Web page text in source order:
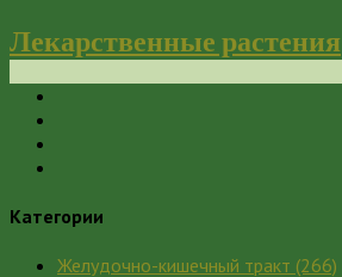
Лекарственные растения
Категории
Желудочно-кишечный тракт (266)